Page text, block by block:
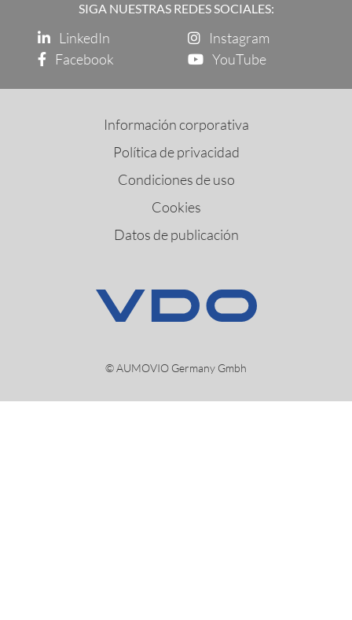
SIGA NUESTRAS REDES SOCIALES:
LinkedIn
Instagram
Facebook
YouTube
Información corporativa
Política de privacidad
Condiciones de uso
Cookies
Datos de publicación
© AUMOVIO Germany Gmbh